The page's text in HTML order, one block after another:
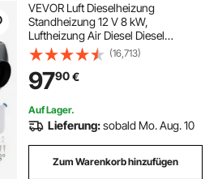
VEVOR Luft Dieselheizung
Standheizung 12 V 8 kW,
Luftheizung Air Diesel Diesel
Standheizung Lufterhitzer, 0,16–
0,62 L/Std. Dieselheizung mit LCD-
Display & Fernbedienung &
Bluetooth-APP
(16,713)
9790€
Auf Lager.
Lieferung:sobald Mo. Aug. 10
Zum Warenkorb hinzufügen